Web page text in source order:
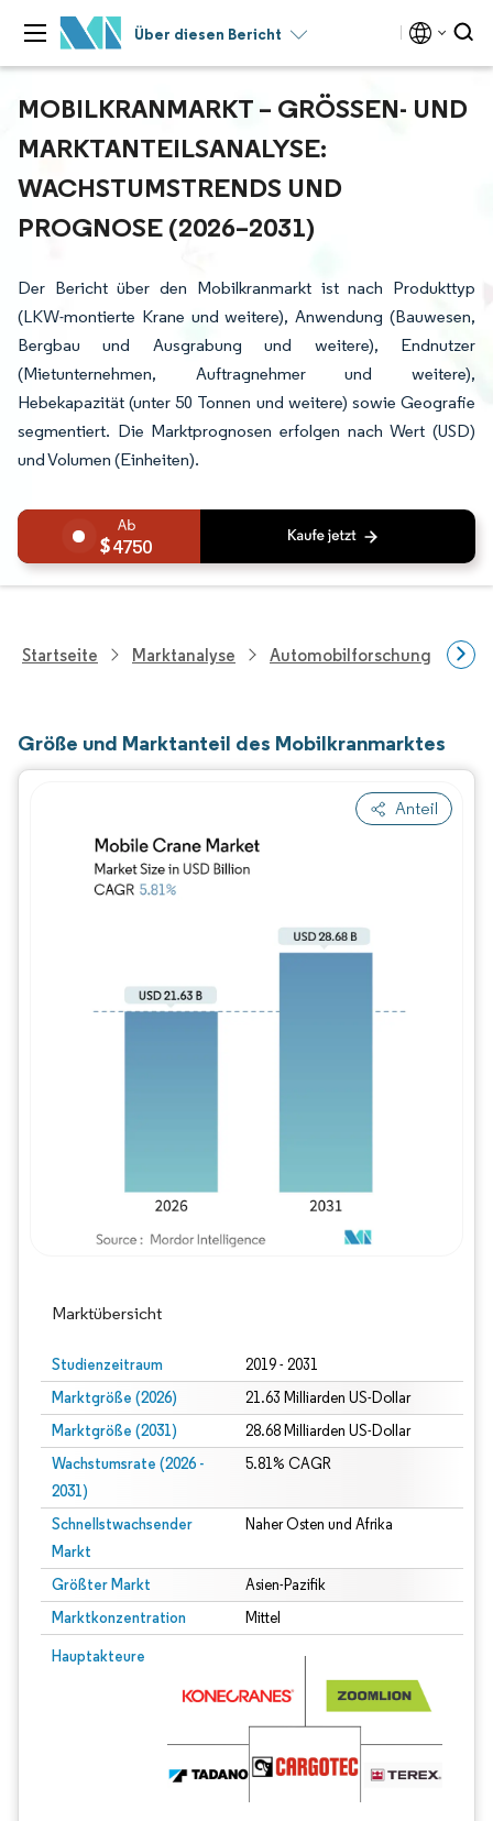
Über diesen Bericht
MOBILKRANMARKT – GRÖSSEN- UND M
ARKTANTEILSANALYSE: W
ACHSTUMSTRENDS UND P
ROGNOSE (2026–2031)
Der Bericht über den Mobilkranmarkt ist nach Produkttyp
(LKW-montierte Krane und weitere), Anwendung (Bauwesen,
Bergbau und Ausgrabung und weitere), Endnutzer
(Mietunternehmen, Auftragnehmer und weitere),
Hebekapazität (unter 50 Tonnen und weitere) sowie Geografie
segmentiert. Die Marktprognosen erfolgen nach Wert (USD)
und Volumen (Einheiten).
4750
Startseite Marktanalyse Automobilforschung
Größe und Marktanteil des Mobilkranmarktes
Anteil
Marktübersicht
Studienzeitraum 2019 - 2031
Marktgröße (2026) 21.63 Milliarden US-Dollar
Marktgröße (2031) 28.68 Milliarden US-Dollar
Wachstumsrate (2026 -
2031)
5.81% CAGR
Schnellstwachsender
Markt
Naher Osten und Afrika
Größter Markt Asien-Pazifik
Marktkonzentration Mittel
Hauptakteure
Bild © Mordor Intelligence. Wiederverwendung erfordert Namensnennung